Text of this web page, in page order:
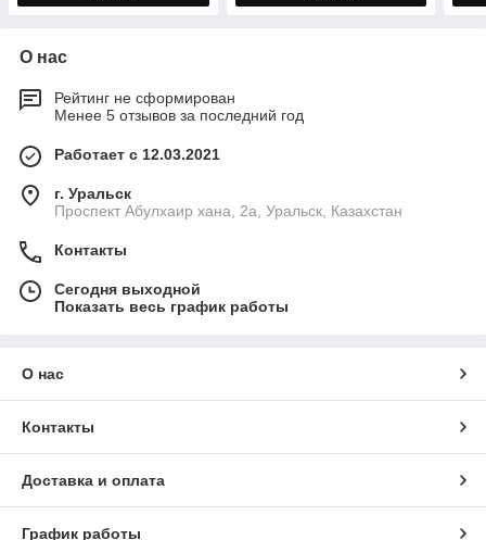
О нас
Рейтинг не сформирован
Менее 5 отзывов за последний год
Работает с 12.03.2021
г. Уральск
Проспект Абулхаир хана, 2а, Уральск, Казахстан
Контакты
Сегодня выходной
Показать весь график работы
О нас
Контакты
Доставка и оплата
График работы